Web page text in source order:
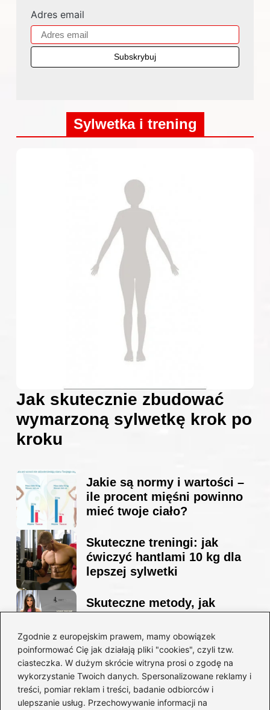
Zgodnie z europejskim prawem, mamy obowiązek
poinformować Cię jak działają pliki "cookies", czyli tzw.
ciasteczka. W dużym skrócie witryna prosi o zgodę na
wykorzystanie Twoich danych. Spersonalizowane reklamy i
treści, pomiar reklam i treści, badanie odbiorców i
ulepszanie usług. Przechowywanie informacji na
Adres email
Sylwetka i trening
Jak skutecznie zbudować
wymarzoną sylwetkę krok po
kroku
Jakie są normy i wartości –
ile procent mięśni powinno
mieć twoje ciało?
Skuteczne treningi: jak
ćwiczyć hantlami 10 kg dla
lepszej sylwetki
Skuteczne metody, jak
sylwetkę w zaledwie 90 dni
Idealny garnitur: jak dobrać
go do swojej sylwetki?